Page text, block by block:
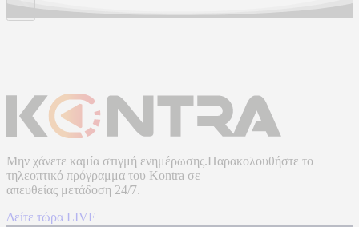
Μην χάνετε καμία στιγμή ενημέρωσης.Παρακολουθήστε το
τηλεοπτικό πρόγραμμα του Kontra σε
απευθείας μετάδοση 24/7.
Δείτε τώρα LIVE